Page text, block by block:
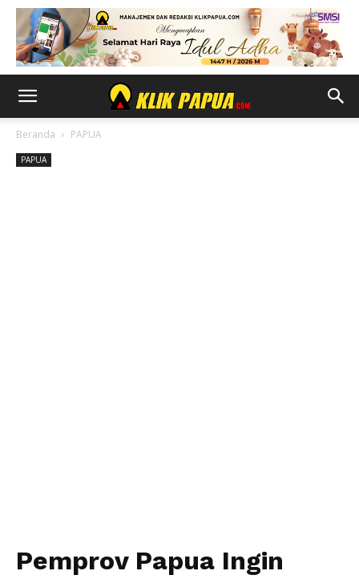
Beranda PAPUA
PAPUA
Pemprov Papua Ingin